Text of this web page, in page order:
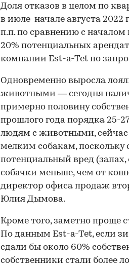
Доля отказов в целом по
в июле-начале августа 2022
п.п. по сравнению с
20% потенциальных
компании Est-a-Tet по
Одновременно выросла
животными — сегодня
примерно половину
прошлого года порядка 25-
людям с животными, сейчас
мелким собакам, поскольку
потенциальный вред (запах,
собачки меньше, чем от
директор офиса продаж
Юлия Дымова.
Кроме того, заметно проще
По данным Est-a-Tet, если
сдали бы около 60%
собственники стали более